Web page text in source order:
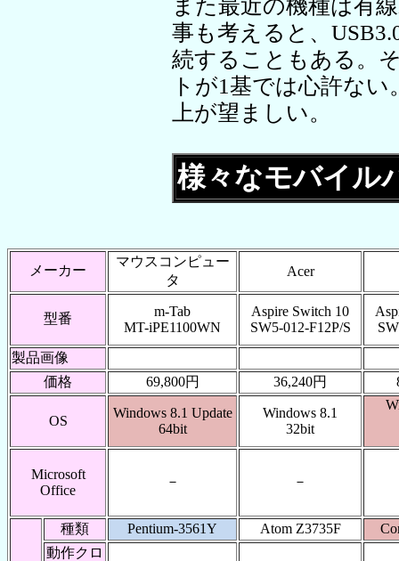
また最近の機種は有
事も考えると、
続することもある。
トが1基では心許な
上が望ましい。
様々なモバイル
メーカー
マウスコンピュー
タ
Acer
型番
m-Tab
MT-iPE1100WN
Aspire Switch 10
SW5-012-F12P/S
製品画像
価格
69,800円 36,240円
OS
Windows 8.1 Update
64bit
Windows 8.1
32bit
Microsoft
Office
－ －
種類 Pentium-3561Y Atom Z3735F
動作クロ